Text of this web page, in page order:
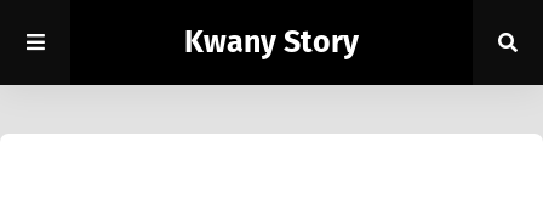
Kwany Story